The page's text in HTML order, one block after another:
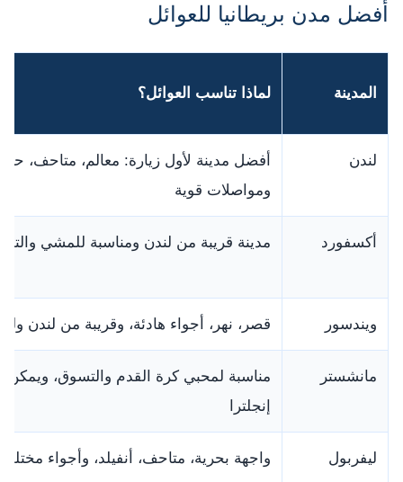
أفضل مدن بريطانيا للعوائل
المدينة لماذا تناسب العوائل؟
لندن
أفضل مدينة لأول زيارة: معالم، متاحف،
ومواصلات قوية
أكسفورد مدينة قريبة من لندن ومناسبة للمشي
ويندسور قصر، نهر، أجواء هادئة، وقريبة من لندن
مانشستر
مناسبة لمحبي كرة القدم والتسوق،
إنجلترا
ليفربول واجهة بحرية، متاحف، أنفيلد، وأجواء